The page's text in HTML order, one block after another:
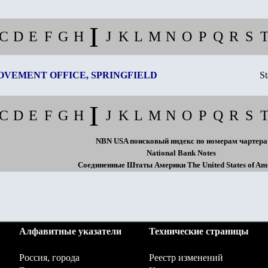
D E F G H I J K L M N O P Q R S
OFFICE, SPRINGFIELD
D E F G H I J K L M N O P Q R S
NBN USAпоисковый индекс по номерам чартера
National Bank Notes
Соединенные Штаты Америки The United States of
Алфавитные указатели Технические страницы
Россия, города
Реестр изменений